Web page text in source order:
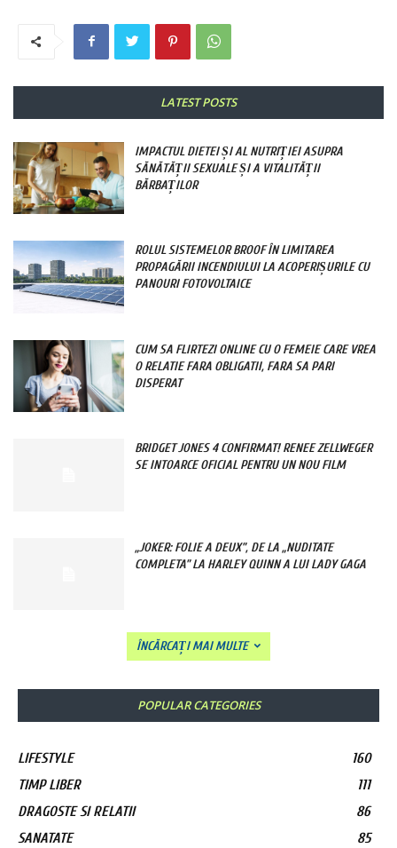
LATEST POSTS
IMPACTUL DIETEI ȘI AL NUTRIȚIEI ASUPRA
SĂNĂTĂȚII SEXUALE ȘI A VITALITĂȚII
BĂRBAȚILOR
ROLUL SISTEMELOR BROOF ÎN LIMITAREA
PROPAGĂRII INCENDIULUI LA ACOPERIȘURILE CU
PANOURI FOTOVOLTAICE
CUM SA FLIRTEZI ONLINE CU O FEMEIE CARE VREA
O RELATIE FARA OBLIGATII, FARA SA PARI
DISPERAT
BRIDGET JONES 4 CONFIRMAT! RENEE ZELLWEGER
SE INTOARCE OFICIAL PENTRU UN NOU FILM
„JOKER: FOLIE A DEUX”, DE LA „NUDITATE
COMPLETA” LA HARLEY QUINN A LUI LADY GAGA
ÎNCĂRCAȚI MAI MULTE
POPULAR CATEGORIES
LIFESTYLE
160
TIMP LIBER
111
DRAGOSTE SI RELATII
86
SANATATE
85